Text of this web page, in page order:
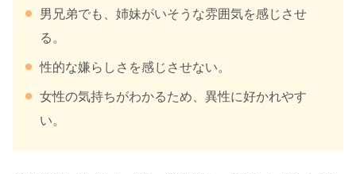
男兄弟でも、姉妹がいそうな雰囲気を感じさせ
る。
性的な嫌らしさを感じさせない。
女性の気持ちがわかるため、異性に好かれやす
い。